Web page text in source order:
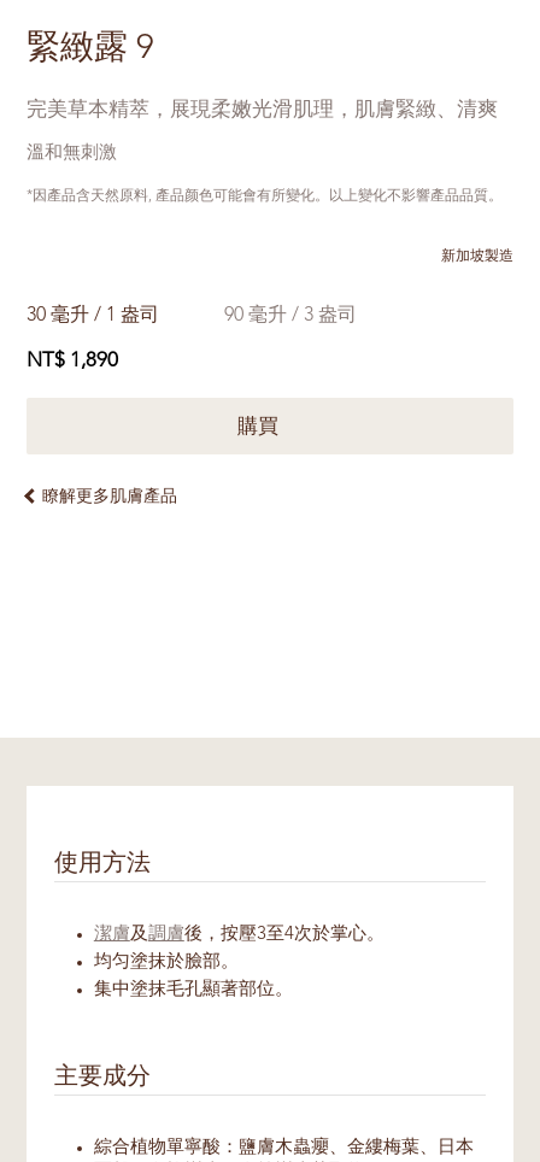
緊緻露 9
完美草本精萃，展現柔嫩光滑肌理，肌膚緊緻、清爽
溫和無刺激
*因產品含天然原料, 產品颜色可能會有所變化。以上變化不影響產品品質。
新加坡製造
30 毫升 / 1 盎司 90 毫升 / 3 盎司
NT$ 1,890
購買
瞭解更多肌膚產品
使用方法
潔膚及 調膚後，按壓3至4次於掌心。
均匀塗抹於臉部。
集中塗抹毛孔顯著部位。
主要成分
綜合植物單寧酸：鹽膚木蟲癭、金縷梅葉、日本